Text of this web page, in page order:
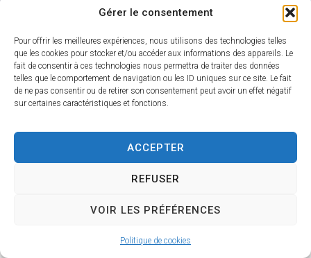
Gérer le consentement
Pour offrir les meilleures expériences, nous utilisons des technologies telles
que les cookies pour stocker et/ou accéder aux informations des appareils. Le
fait de consentir à ces technologies nous permettra de traiter des données
telles que le comportement de navigation ou les ID uniques sur ce site. Le fait
de ne pas consentir ou de retirer son consentement peut avoir un effet négatif
sur certaines caractéristiques et fonctions.
ACCEPTER
REFUSER
VOIR LES PRÉFÉRENCES
Politique de cookies
12h00
Contact
02 37 24 00 05
Plan
du site
Accessi
bilité
Confiden
tialité
Mentions
légales
Illiers-Combray 2025 -
Propulsé par Utopia